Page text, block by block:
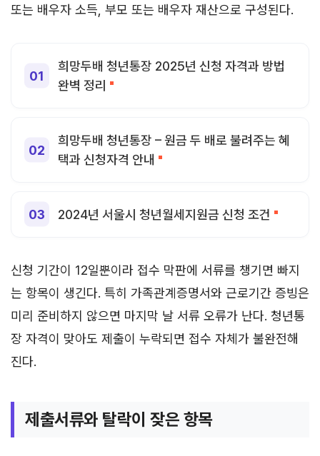
또는 배우자 소득, 부모 또는 배우자 재산으로 구성된다.
희망두배 청년통장 2025년 신청 자격과 방법
완벽 정리
희망두배 청년통장 – 원금 두 배로 불려주는 혜
택과 신청자격 안내
2024년 서울시 청년월세지원금 신청 조건
신청 기간이 12일뿐이라 접수 막판에 서류를 챙기면 빠지
는 항목이 생긴다. 특히 가족관계증명서와 근로기간 증빙은
미리 준비하지 않으면 마지막 날 서류 오류가 난다. 청년통
장 자격이 맞아도 제출이 누락되면 접수 자체가 불완전해
진다.
제출서류와 탈락이 잦은 항목